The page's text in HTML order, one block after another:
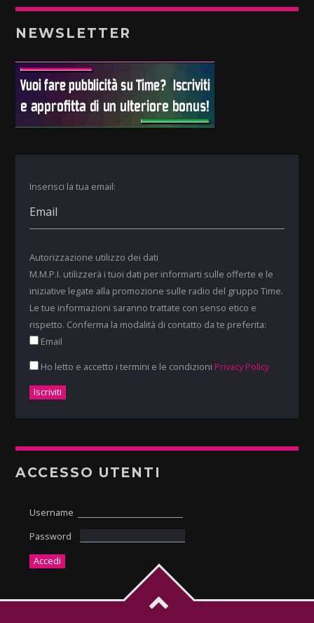
NEWSLETTER
Inserisci la tua email:
Autorizzazione utilizzo dei dati
M.M.P.I. utilizzerà i tuoi dati per informarti sulle offerte e le
iniziative legate alla promozione sulle radio del gruppo Time.
Le tue informazioni saranno trattate con senso etico e
rispetto. Conferma la modalità di contatto da te preferita:
Email
Ho letto e accetto i termini e le condizioni Privacy Policy
ACCESSO UTENTI
Username
Password